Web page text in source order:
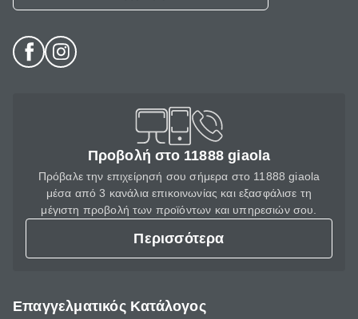
Προβολή στο 11888 giaola
Πρόβαλε την επιχείρησή σου σήμερα στο 11888 giaola
μέσα από 3 κανάλια επικοινωνίας και εξασφάλισε τη
μέγιστη προβολή των προϊόντων και υπηρεσιών σου.
Περισσότερα
Επαγγελματικός Κατάλογος